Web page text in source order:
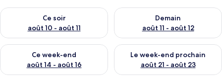
Ce soir
août 10 - août 11
Vérifier la disponibilité pour ce soir août 10 - août 11
Demain
août 11 - août 12
Vérifier la disponibilité pour
Ce week-end
août 14 - août 16
Vérifier la disponibilité pour ce week-end août 14 - août 16
Le week-end prochain
août 21 - août 23
Vérifier la disponibilité pour